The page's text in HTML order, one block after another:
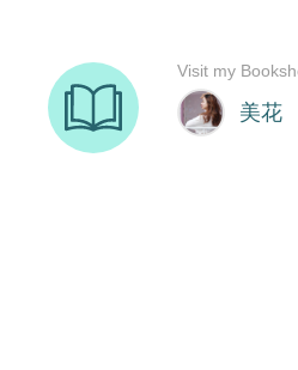
美花
Visit my